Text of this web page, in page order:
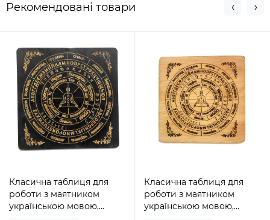
Рекомендовані товари
Класична таблиця для
роботи з маятником
українською мовою,
Класична таблиця для
роботи з маятником
українською мовою,